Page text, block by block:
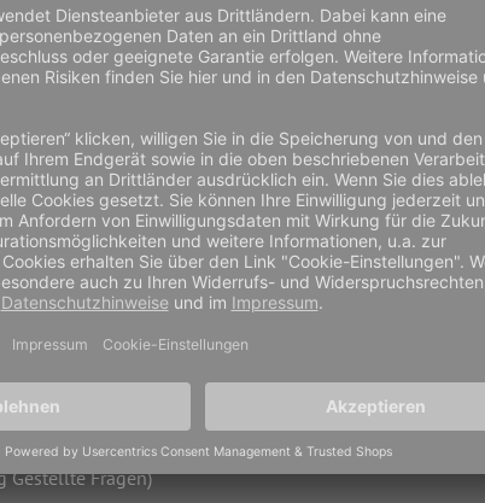
Markus Heucher bei YouTube
Gestellte Fragen)
Mein Konto
Anfahrt / Kontakt
Karriere